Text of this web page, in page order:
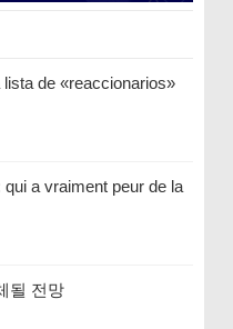
de «reaccionarios»
a vraiment peur de la
될 전망